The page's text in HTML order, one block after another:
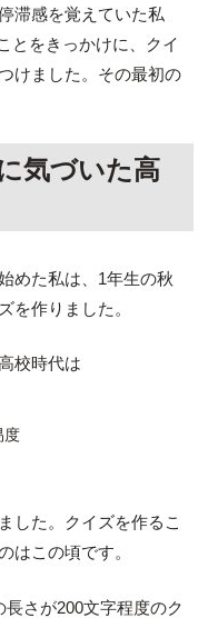
滞感を覚えていた私
とをきっかけに、クイ
けました。その最初の
気づいた高
めた私は、1年生の秋
を作りました。
校時代は
度
した。クイズを作るこ
はこの頃です。
さが200文字程度のク